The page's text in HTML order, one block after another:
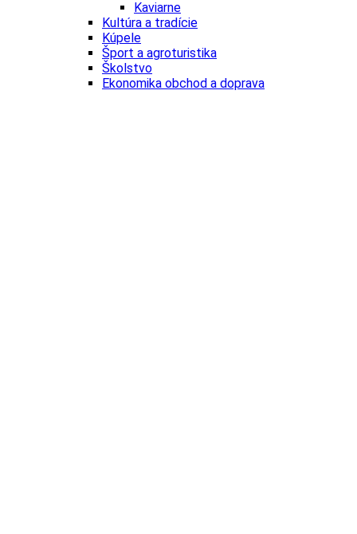
Kaviarne
Kultúra a tradície
Kúpele
Šport a agroturistika
Školstvo
Ekonomika obchod a doprava